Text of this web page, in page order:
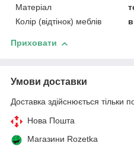
Матеріал
Колір (відтінок) меблів
Приховати
Умови доставки
Доставка здійснюється тільки
Нова Пошта
Магазини Rozetka